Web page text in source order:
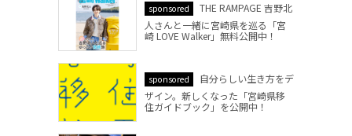
sponsored
THE RAMPAGE 吉野北
人さんと一緒に宮崎県を巡る「宮
崎 LOVE Walker」無料公開中！
sponsored
自分らしい生き方をデ
ザイン。新しくなった「宮崎県移
住ガイドブック」を公開中！